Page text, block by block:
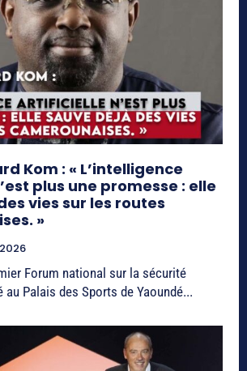
Kom : « L’intelligence
plus une promesse : elle
vies sur les routes
»
Forum national sur la sécurité
au Palais des Sports de Yaoundé...